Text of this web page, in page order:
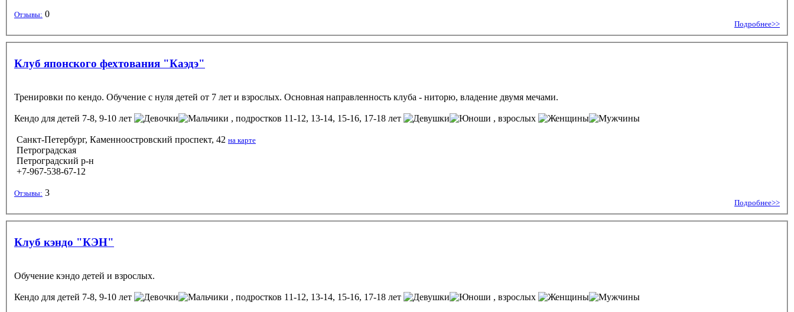
Отзывы: 0
Подробнее>>
Клуб японского фехтования "Каэдэ"
Тренировки по кендо. Обучение с нуля детей от 7 лет и взрослых. Основная направленность клуба - ниторю, владение двумя мечами.
Кендо для детей 7-8, 9-10 лет , подростков 11-12, 13-14, 15-16, 17-18 лет , взрослых
Санкт-Петербург, Каменноостровский проспект, 42 на карте
Петроградская
Петроградский р-н
+7-967-538-67-12
Отзывы: 3
Подробнее>>
Клуб кэндо "КЭН"
Обучение кэндо детей и взрослых.
Кендо для детей 7-8, 9-10 лет , подростков 11-12, 13-14, 15-16, 17-18 лет , взрослых